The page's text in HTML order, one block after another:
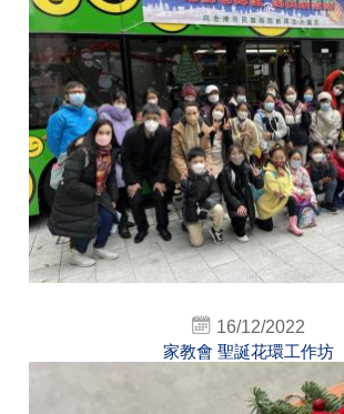
16/12/2022
家教會 聖誕花環工作坊